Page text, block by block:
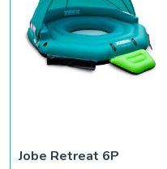
Jobe Retreat 6P